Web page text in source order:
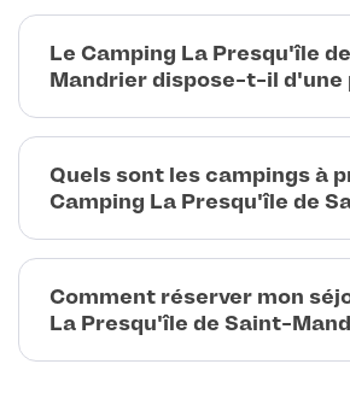
Le Camping La Presqu'île
Mandrier dispose-t-il d'une
Quels sont les campings à
Camping La Presqu'île de
Comment réserver mon
La Presqu'île de Saint-